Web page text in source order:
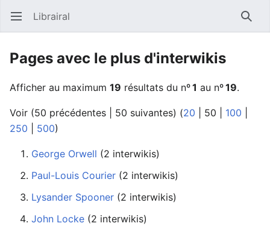
Ouvrir le menu principal Librairal
Pages avec le plus d'interwikis
Afficher au maximum 19 résultats du nº1 au nº19.
Voir (50 précédentes 50 suivantes) (20 50 100
250
500)
George Orwell ‏‎ (2 interwikis)
Paul-Louis Courier ‏‎ (2 interwikis)
Lysander Spooner ‏‎ (2 interwikis)
John Locke ‏‎ (2 interwikis)